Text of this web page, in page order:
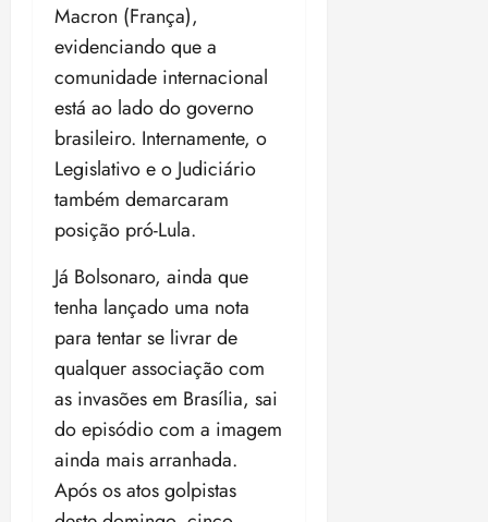
Macron (França),
evidenciando que a
comunidade internacional
está ao lado do governo
brasileiro. Internamente, o
Legislativo e o Judiciário
também demarcaram
posição pró-Lula.
Já Bolsonaro, ainda que
tenha lançado uma nota
para tentar se livrar de
qualquer associação com
as invasões em Brasília, sai
do episódio com a imagem
ainda mais arranhada.
Após os atos golpistas